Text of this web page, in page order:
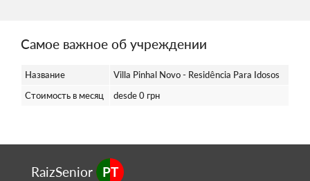
Самое важное об учреждении
Название
Villa Pinhal Novo - Residência Para Idosos
Стоимость в месяц
desde 0 грн
RaizSenior PT